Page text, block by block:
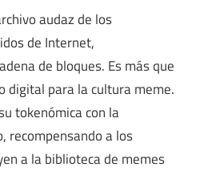
audaz de los
de Internet,
de bloques. Es más que
digital para la cultura meme.
tokenómica con la
recompensando a los
a la biblioteca de memes